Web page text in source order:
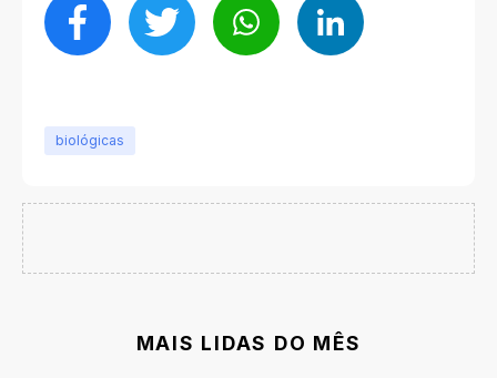
biológicas
MAIS LIDAS DO MÊS